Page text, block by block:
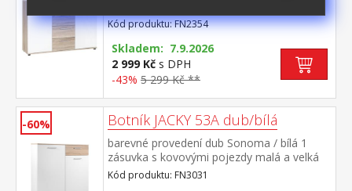
variabilní police
Kód produktu: FN2354
Skladem: 7.9.2026
2 999 Kč s DPH
-43% 5 299 Kč **
-60% Botník JACKY 53A dub/bílá
barevné provedení dub Sonoma / bílá 1
zásuvka s kovovými pojezdy malá a velká
dvířka, 7 variabilních polic
Kód produktu: FN3031